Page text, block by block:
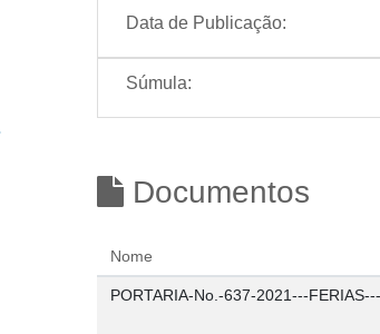
Data de Publicação:
Súmula:
Documentos
Nome
PORTARIA-No.-637-2021---